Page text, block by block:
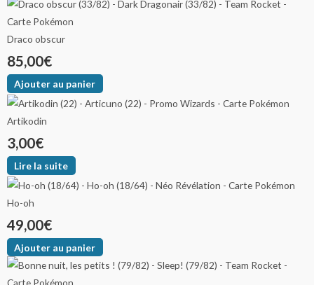
Draco obscur
85,00€
Ajouter au panier
Artikodin
3,00€
Lire la suite
Ho-oh
49,00€
Ajouter au panier